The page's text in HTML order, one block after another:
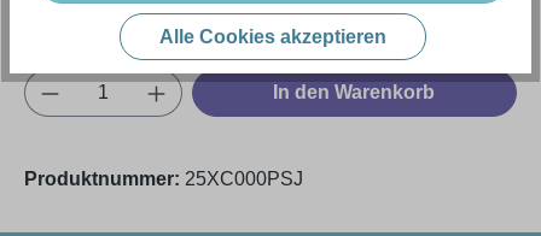
Preise exkl. MwSt. zzgl. Versandkosten
Produkt Anzahl: Gib den gewünschten
In den Warenkorb
Produktnummer: 25XC000PSJ
Alle Cookies akzeptieren